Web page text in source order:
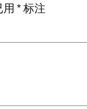
用*标注